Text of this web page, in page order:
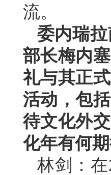
流。
委内瑞
部长梅内
礼与其正
活动，包
待文化外
化年有何
林剑：